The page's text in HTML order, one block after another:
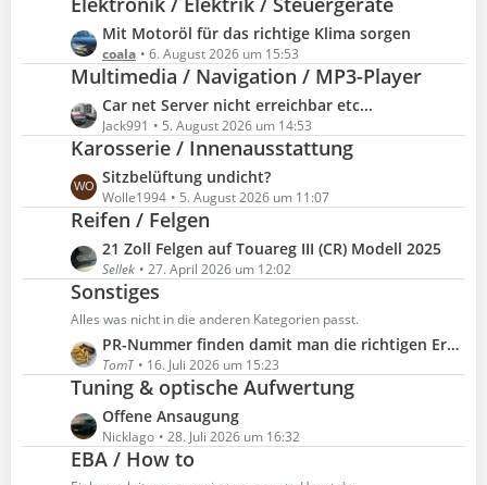
t
r
ä
g
e
e
i
t
r
ä
g
e
t
z
t
e
e
i
t
r
ä
g
e
L
e
t
z
t
e
e
i
t
r
ä
g
e
Mit Motoröl für das richtige Klima sorgen
coala 6. August 2026 um 15:53
Multimedia / Navigation / MP3-Player
L
e
t
z
t
e
e
i
t
r
ä
g
e
Car net Server nicht erreichbar etc...
Jack991 5. August 2026 um 14:53
Karosserie / Innenausstattung
L
e
t
z
t
e
e
i
t
r
ä
g
e
Sitzbelüftung undicht?
Wolle1994 5. August 2026 um 11:07
Reifen / Felgen
L
e
t
z
e
B
e
i
t
r
21 Zoll Felgen auf Touareg III (CR) Modell 2025
Sellek 27. April 2026 um 12:02
Sonstiges
Alles was nicht in die anderen Kategorien passt.
L
e
t
z
t
e
PR-Nummer finden damit man die richtigen Ersatzteile bestellt
TomT 16. Juli 2026 um 15:23
Tuning & optische Aufwertung
L
e
t
Offene Ansaugung
Nicklago 28. Juli 2026 um 16:32
EBA / How to